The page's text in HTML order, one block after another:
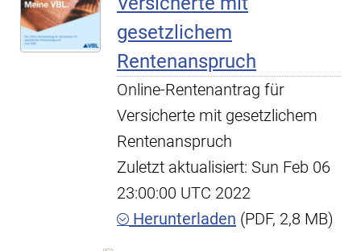
gesetzlichem
Rentenanspruch
Online-Rentenantrag für
Versicherte mit gesetzlichem
Rentenanspruch
Zuletzt aktualisiert: Sun Feb 06
23:00:00 UTC 2022
Herunterladen (PDF, 2,8 MB)